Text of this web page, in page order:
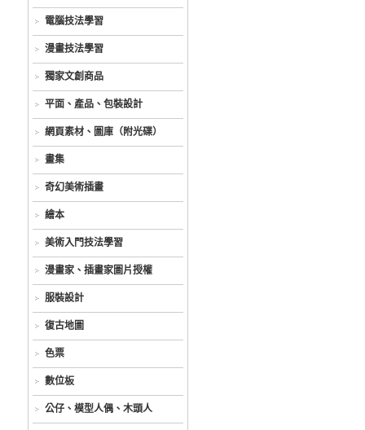
電腦技法學習
漫畫技法學習
獨家文創商品
平面、產品、包裝設計
網頁素材、圖庫（附光碟）
畫集
奇幻美術插畫
繪本
美術入門技法學習
漫畫家、插畫家圖片授權
服裝設計
復古地圖
色票
數位板
公仔、模型人偶、木頭人